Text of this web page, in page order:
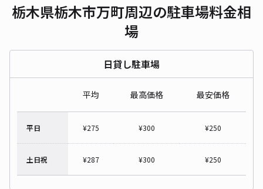
栃木県栃木市万町周辺の駐車場料金相
場
日貸し駐車場
平均 最高価格 最安価格
平日 ¥275 ¥300 ¥250
土日祝 ¥287 ¥300 ¥250